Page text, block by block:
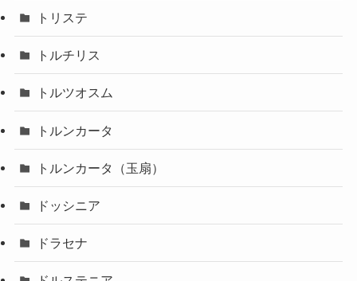
トリステ
トルチリス
トルツオスム
トルンカータ
トルンカータ（玉扇）
ドッシニア
ドラセナ